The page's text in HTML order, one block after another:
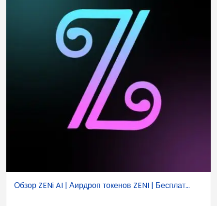
Обзор ZENi AI | Аирдроп токенов ZENI | Бесплат...